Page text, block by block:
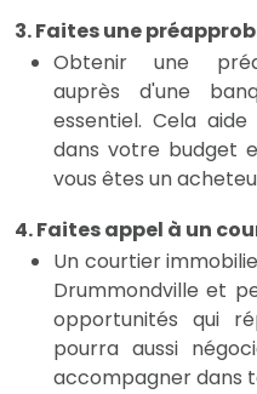
3. Faites une
Obtenir une
auprès d'une
essentiel. Cela
dans votre budget
vous êtes un
4. Faites appel à un
Un courtier
Drummondville et
opportunités qui
pourra aussi
accompagner dans